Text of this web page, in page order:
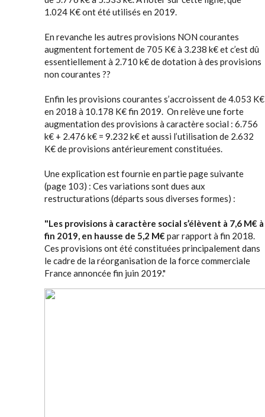
1.024 K€ ont été utilisés en 2019.
En revanche les autres provisions NON courantes
augmentent fortement de 705 K€ à 3.238 k€ et c’est dû
essentiellement à 2.710 k€ de dotation à des provisions
non courantes ??
Enfin les provisions courantes s’accroissent de 4.053 K€
en 2018 à 10.178 K€ fin 2019. On relève une forte
augmentation des provisions à caractère social : 6.756
k€ + 2.476 k€ = 9.232 k€ et aussi l’utilisation de 2.632
K€ de provisions antérieurement constituées.
Une explication est fournie en partie page suivante
(page 103) : Ces variations sont dues aux
restructurations (départs sous diverses formes) :
"Les provisions à caractère social s’élèvent à 7,6 M€ à
fin 2019, en hausse de 5,2 M€ par rapport à fin 2018.
Ces provisions ont été constituées principalement dans
le cadre de la réorganisation de la force commerciale
France annoncée fin juin 2019."